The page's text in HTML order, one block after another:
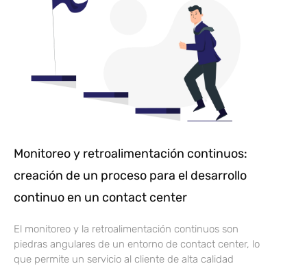
Monitoreo y retroalimentación continuos:
creación de un proceso para el desarrollo
continuo en un contact center
El monitoreo y la retroalimentación continuos son
piedras angulares de un entorno de contact center, lo
que permite un servicio al cliente de alta calidad